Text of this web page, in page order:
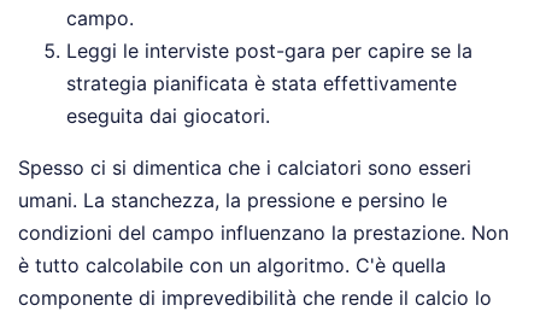
campo.
Leggi le interviste post-gara per capire se la
strategia pianificata è stata effettivamente
eseguita dai giocatori.
Spesso ci si dimentica che i calciatori sono esseri
umani. La stanchezza, la pressione e persino le
condizioni del campo influenzano la prestazione. Non
è tutto calcolabile con un algoritmo. C'è quella
componente di imprevedibilità che rende il calcio lo